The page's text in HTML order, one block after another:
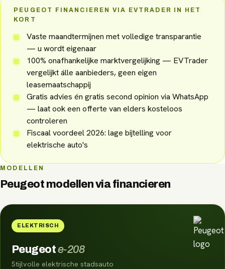
PEUGEOT FINANCIEREN VIA EVTRADER IN HET
KORT
Vaste maandtermijnen met volledige transparantie
— u wordt eigenaar
100% onafhankelijke marktvergelijking — EVTrader
vergelijkt álle aanbieders, geen eigen
leasemaatschappij
Gratis advies én gratis second opinion via WhatsApp
— laat ook een offerte van elders kosteloos
controleren
Fiscaal voordeel 2026: lage bijtelling voor
elektrische auto's
MODELLEN
Peugeot modellen viafinancieren
ELEKTRISCH
Peugeote-208
Stijlvolle elektrische stadsauto